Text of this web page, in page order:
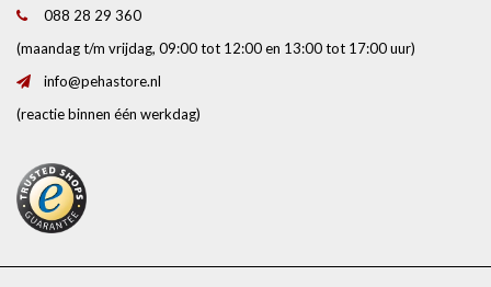
088 28 29 360
(maandag t/m vrijdag, 09:00 tot 12:00 en 13:00 tot 17:00 uur)
info@pehastore.nl
(reactie binnen één werkdag)